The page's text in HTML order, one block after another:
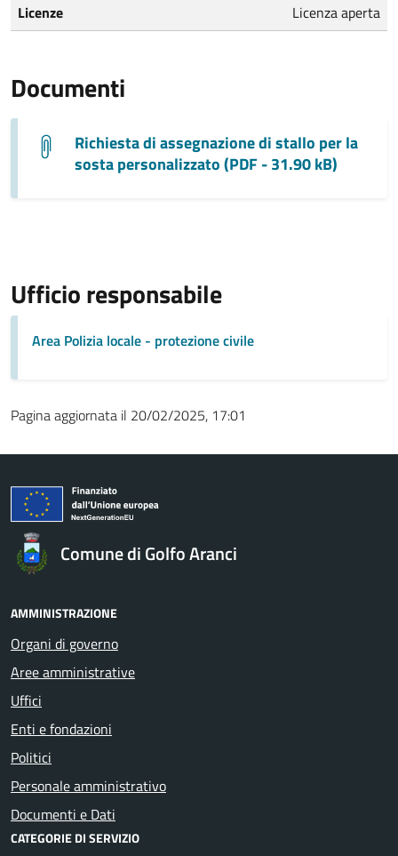
Licenze Licenza aperta
Documenti
Richiesta di assegnazione di stallo per la
sosta personalizzato (PDF - 31.90 kB)
Ufficio responsabile
Area Polizia locale - protezione civile
Pagina aggiornata il 20/02/2025, 17:01
Comune di Golfo Aranci
AMMINISTRAZIONE
Organi di governo
Aree amministrative
Uffici
Enti e fondazioni
Politici
Personale amministrativo
Documenti e Dati
CATEGORIE DI SERVIZIO